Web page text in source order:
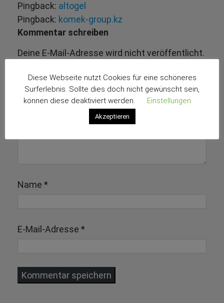
Pingback: altogel
Pingback: komek-group.kz
Kommentar schreiben
Deine E-Mail-Adresse wird nicht veröffentlicht.
Name *
E-Mail-Adresse *
Diese Webseite nutzt Cookies für eine schöneres
Surferlebnis. Sollte dies doch nicht gewünscht sein,
können diese deaktiviert werden.
Einstellungen
Akzeptieren